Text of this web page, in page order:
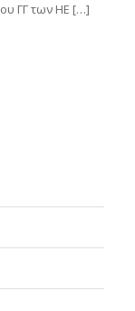
ΓΓ των ΗΕ […]